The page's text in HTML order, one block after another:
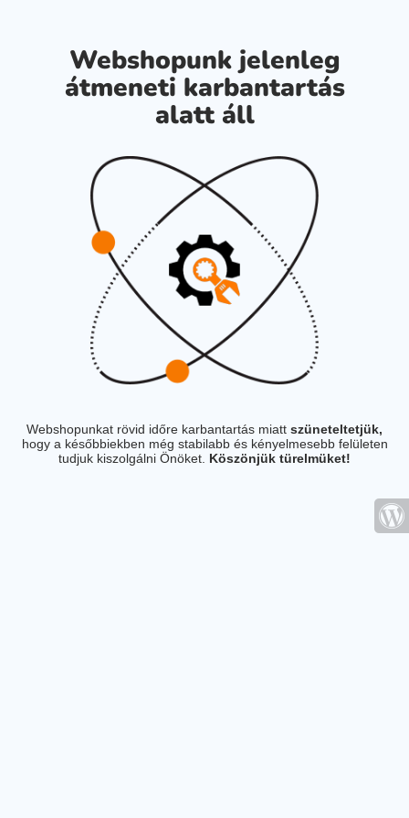
Webshopunk jelenleg
átmeneti karbantartás
alatt áll
Webshopunkat rövid időre karbantartás miatt szüneteltetjük,
hogy a későbbiekben még stabilabb és kényelmesebb felületen
tudjuk kiszolgálni Önöket. Köszönjük türelmüket!